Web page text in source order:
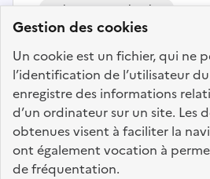
Gestion des cookies
Un cookie est un fichier, qui ne
l’identification de l’utilisateur
enregistre des informations
d’un ordinateur sur un site. Les
obtenues visent à faciliter la
ont également vocation à
de fréquentation.
ANIMATEUR ALSH/
- CHAUCONIN
Culture et patrimoine
Localisation :
Seine et Marne(77)
Fonction publique :
Fonction publique
Employeur :
Communes
En ligne depuis le 30 juin 2026